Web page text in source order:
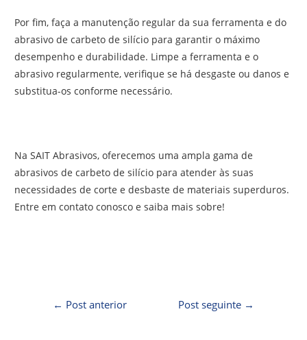
Por fim, faça a manutenção regular da sua ferramenta e do
abrasivo de carbeto de silício para garantir o máximo
desempenho e durabilidade. Limpe a ferramenta e o
abrasivo regularmente, verifique se há desgaste ou danos e
substitua-os conforme necessário.
Na SAIT Abrasivos, oferecemos uma ampla gama de
abrasivos de carbeto de silício para atender às suas
necessidades de corte e desbaste de materiais superduros.
Entre em contato conosco e saiba mais sobre!
← Post anterior Post seguinte →